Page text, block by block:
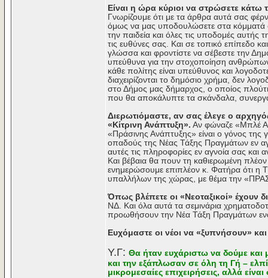
Είναι η ώρα κύριοι να στρώσετε κάτω
Γνωρίζουμε ότι με τα άρθρα αυτά σας
όμως να μας υποδουλώσετε στα κόμματά
την παιδεία και όλες τις υποδομές
τις ευθύνες σας. Και σε τοπικό επίπεδο
γλώσσα και φροντίστε να σέβεστε την
υπεύθυνα για την στοχοποίηση
κάθε πολίτης είναι υπεύθυνος και
διαχειρίζονται το δημόσιο χρήμα, δεν
στο Δήμος μας δήμαρχος, ο οποίος
που θα αποκάλυπτε τα σκάνδαλα,
Διερωτιόμαστε, αν σας έλεγε ο
«Κίτρινη Ανάπτυξη». Αν φώναζε «Μπλέ
«Πράσινης Ανάπτυξης» είναι ο γόνος της
οπαδούς της Νέας Τάξης Πραγμάτων εν
αυτές τις πληροφορίες εν αγνοία σας
Και βέβαια θα πουν τη καθιερωμένη
ενημερώσουμε επιπλέον κ. Φατήρα ότι η
υπαλλήλων της χώρας, με θέμα την
Όπως βλέπετε οι «Νεοταξικοί» έχουν
ΝΔ. Και όλα αυτά τα σεμινάρια
προωθήσουν την Νέα Τάξη Πραγμάτων
Ευχόμαστε οι νέοι να «ξυπνήσουν»
Υ.Γ: Θα ήταν ευχάριστω να δούμε και
και την εξάπλωσαν σε όλη τη Γή –
μικρομεσαίες επιχειρήσεις, αλλά